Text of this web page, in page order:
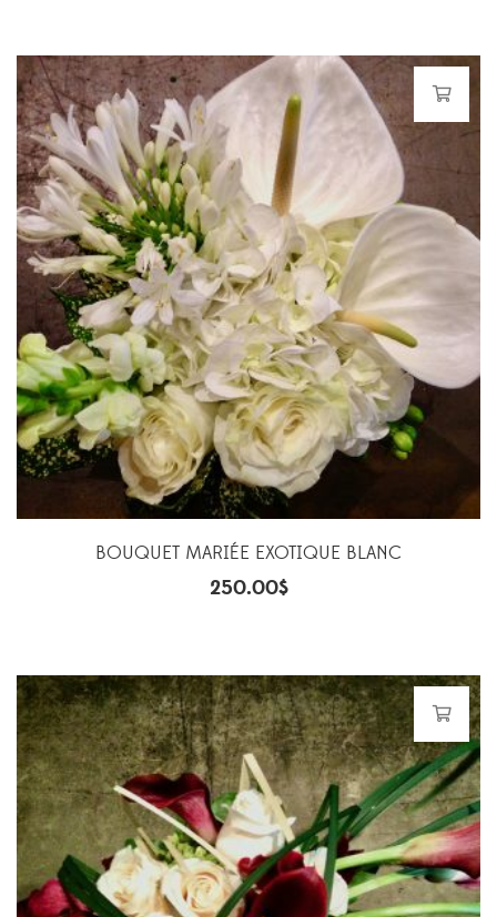
BOUQUET MARIÉE EXOTIQUE BLANC
250.00$